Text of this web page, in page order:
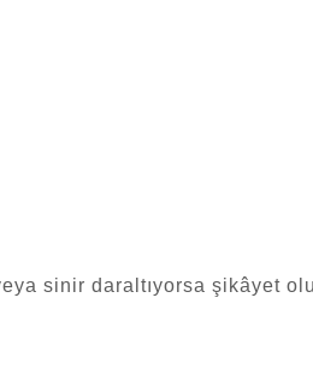
sinir daraltıyorsa şikâyet